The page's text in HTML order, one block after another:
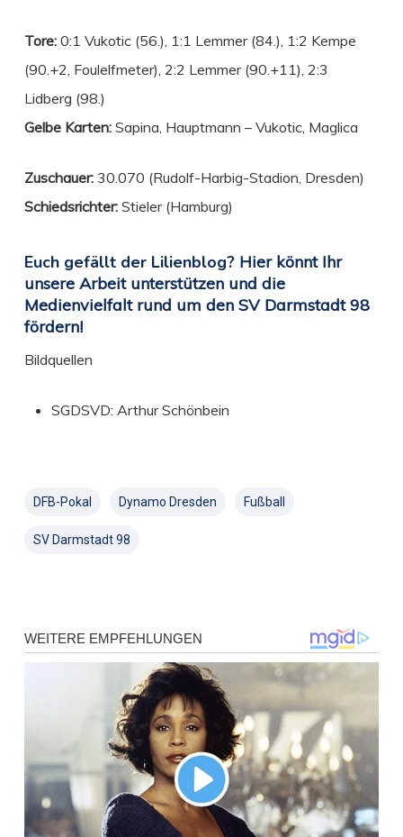
Tore: 0:1 Vukotic (56.), 1:1 Lemmer (84.), 1:2 Kempe
(90.+2, Foulelfmeter), 2:2 Lemmer (90.+11), 2:3
Lidberg (98.)
Gelbe Karten: Sapina, Hauptmann – Vukotic, Maglica
Zuschauer: 30.070 (Rudolf-Harbig-Stadion, Dresden)
Schiedsrichter: Stieler (Hamburg)
Euch gefällt der Lilienblog? Hier könnt Ihr
unsere Arbeit unterstützen und die
Medienvielfalt rund um den SV Darmstadt 98
fördern!
Bildquellen
SGDSVD: Arthur Schönbein
DFB-Pokal Dynamo Dresden Fußball
SV Darmstadt 98